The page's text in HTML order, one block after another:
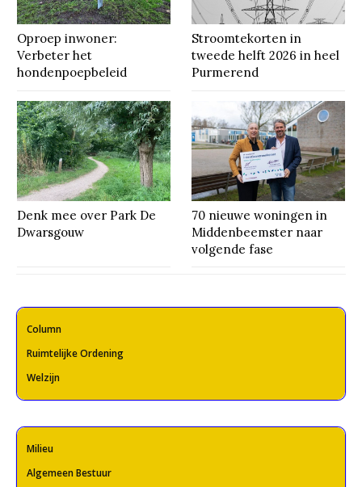
Oproep inwoner:
Verbeter het
hondenpoepbeleid
Stroomtekorten in
tweede helft 2026 in heel
Purmerend
Denk mee over Park De
Dwarsgouw
70 nieuwe woningen in
Middenbeemster naar
volgende fase
Column
Ruimtelijke Ordening
Welzijn
Milieu
Algemeen Bestuur